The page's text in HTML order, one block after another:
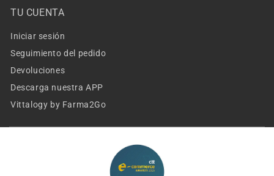
TU CUENTA
Iniciar sesión
Seguimiento del pedido
Devoluciones
Descarga nuestra APP
Vittalogy by Farma2Go